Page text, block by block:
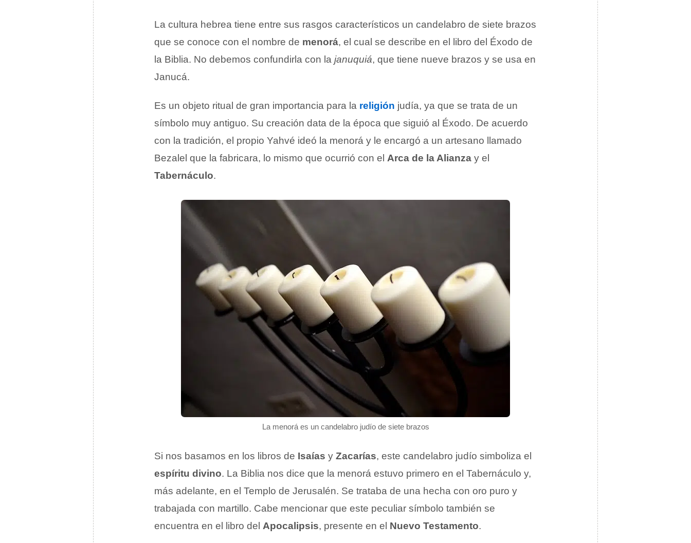
La cultura hebrea tiene entre sus rasgos característicos un candelabro de siete brazos
que se conoce con el nombre de menorá, el cual se describe en el libro del Éxodo de
la Biblia. No debemos confundirla con la januquiá, que tiene nueve brazos y se usa en
Janucá.
Es un objeto ritual de gran importancia para la religión judía, ya que se trata de un
símbolo muy antiguo. Su creación data de la época que siguió al Éxodo. De acuerdo
con la tradición, el propio Yahvé ideó la menorá y le encargó a un artesano llamado
Bezalel que la fabricara, lo mismo que ocurrió con el Arca de la Alianza y el
Tabernáculo.
La menorá es un candelabro judío de siete brazos
Si nos basamos en los libros de Isaías y Zacarías, este candelabro judío simboliza el
espíritu divino. La Biblia nos dice que la menorá estuvo primero en el Tabernáculo y,
más adelante, en el Templo de Jerusalén. Se trataba de una hecha con oro puro y
trabajada con martillo. Cabe mencionar que este peculiar símbolo también se
encuentra en el libro del Apocalipsis, presente en el Nuevo Testamento.